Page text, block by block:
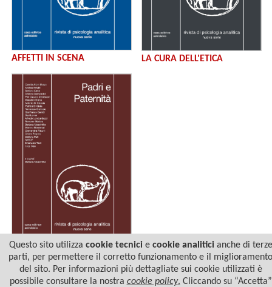
AFFETTI IN SCENA LA CURA DELL'ETICA
PADRI E PATERNITÀ
Questo sito utilizza cookie tecnicie cookie analiticianche di terze
parti, per permettere il corretto funzionamento e il miglioramento
del sito. Per informazioni più dettagliate sui cookie utilizzati è
possibile consultare la nostra cookie policy. Cliccando su “Accetta”